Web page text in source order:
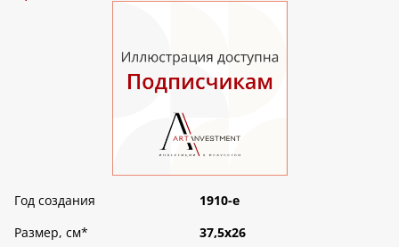
Год создания
1910-е
Размер, см*
37,5х26